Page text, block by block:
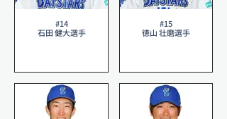
#14
石田 健大選手
#15
徳山 壮磨選手